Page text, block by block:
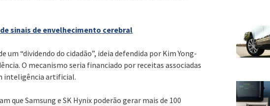
sinais de envelhecimento cerebral
um “dividendo do cidadão”, ideia defendida por Kim Yong-
O mecanismo seria financiado por receitas associadas
inteligência artificial.
que Samsung e SK Hynix poderão gerar mais de 100